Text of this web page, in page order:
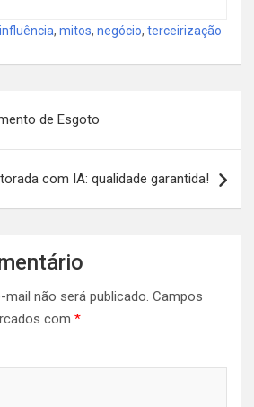
influência, mitos, negócio, terceirização
de Esgoto
com IA: qualidade garantida!
mail não será publicado. Campos
com *